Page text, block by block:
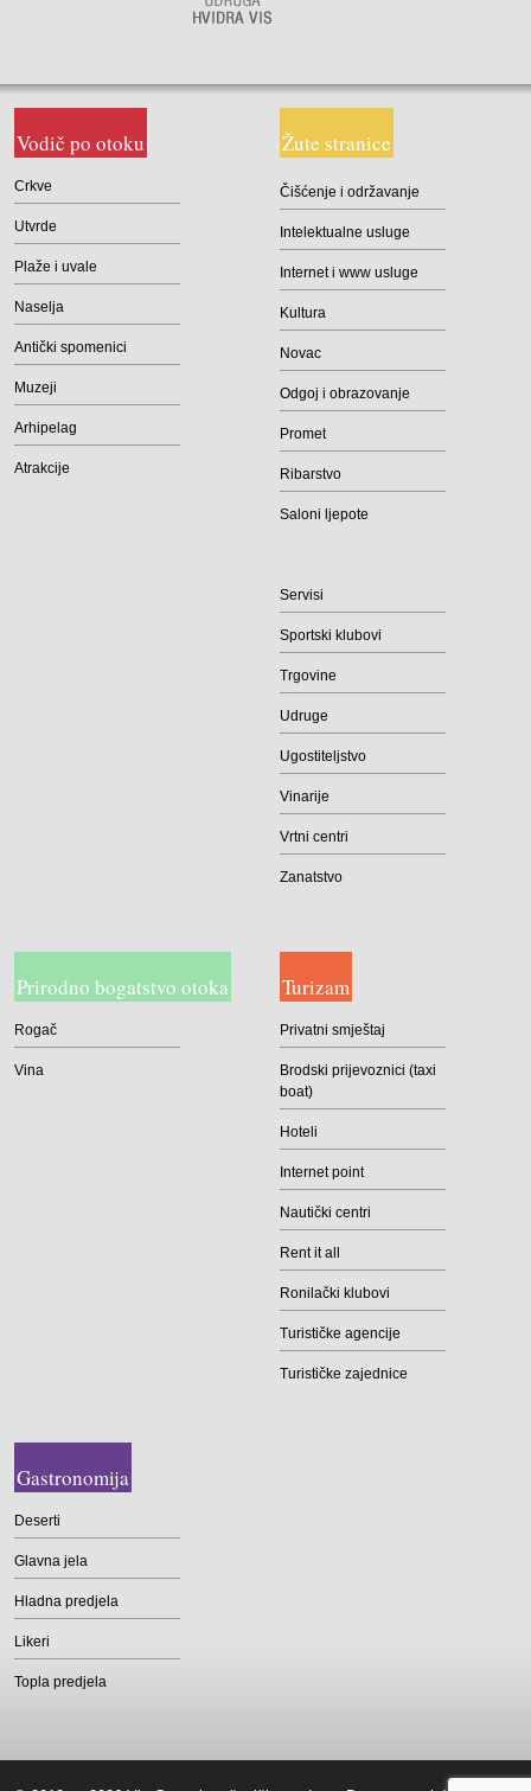
Vodič po otoku
Crkve
Utvrde
Plaže i uvale
Naselja
Antički spomenici
Muzeji
Arhipelag
Atrakcije
Žute stranice
Čišćenje i održavanje
Intelektualne usluge
Internet i www usluge
Kultura
Novac
Odgoj i obrazovanje
Promet
Ribarstvo
Saloni ljepote
Servisi
Sportski klubovi
Trgovine
Udruge
Ugostiteljstvo
Vinarije
Vrtni centri
Zanatstvo
Prirodno bogatstvo otoka
Rogač
Vina
Turizam
Privatni smještaj
Brodski prijevoznici (taxi
boat)
Hoteli
Internet point
Nautički centri
Rent it all
Ronilački klubovi
Turističke agencije
Turističke zajednice
Gastronomija
Deserti
Glavna jela
Hladna predjela
Likeri
Topla predjela